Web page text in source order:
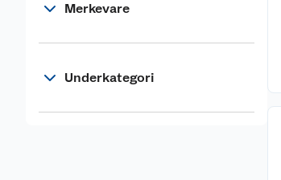
Merkevare
Underkategori